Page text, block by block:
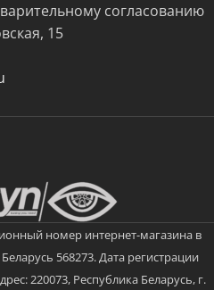
согласованию
15
номер интернет-магазина в
568273. Дата регистрации
220073, Республика Беларусь, г.